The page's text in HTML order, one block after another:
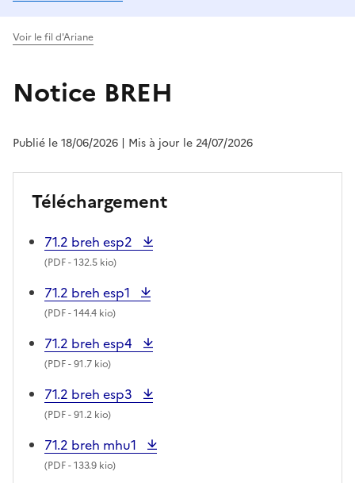
Voir le fil d'Ariane
Notice BREH
Publié le 18/06/2026 | Mis à jour le 24/07/2026
Téléchargement
71.2 breh esp2
(PDF- 132.5 kio)
71.2 breh esp1
(PDF- 144.4 kio)
71.2 breh esp4
(PDF- 91.7 kio)
71.2 breh esp3
(PDF- 91.2 kio)
71.2 breh mhu1
(PDF- 133.9 kio)